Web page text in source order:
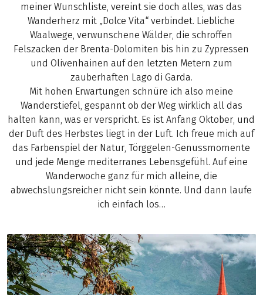
meiner Wunschliste, vereint sie doch alles, was das
Wanderherz mit „Dolce Vita“ verbindet. Liebliche
Waalwege, verwunschene Wälder, die schroffen
Felszacken der Brenta-Dolomiten bis hin zu Zypressen
und Olivenhainen auf den letzten Metern zum
zauberhaften Lago di Garda.
Mit hohen Erwartungen schnüre ich also meine
Wanderstiefel, gespannt ob der Weg wirklich all das
halten kann, was er verspricht. Es ist Anfang Oktober, und
der Duft des Herbstes liegt in der Luft. Ich freue mich auf
das Farbenspiel der Natur, Törggelen-Genussmomente
und jede Menge mediterranes Lebensgefühl. Auf eine
Wanderwoche ganz für mich alleine, die
abwechslungsreicher nicht sein könnte. Und dann laufe
ich einfach los…